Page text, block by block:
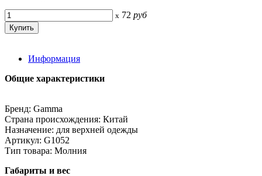
x 72 руб
Информация
Общие характеристики
Бренд: Gamma
Страна происхождения: Китай
Назначение: для верхней одежды
Артикул: G1052
Тип товара: Молния
Габариты и вес